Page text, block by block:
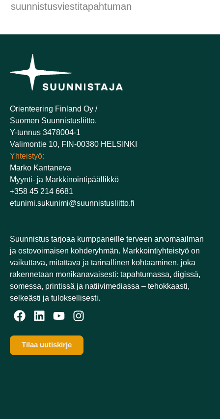
suunnistusviestitapahtuman
Orienteering Finland Oy /
Suomen Suunnistusliitto,
Y-tunnus 3478004-1
Valimontie 10, FIN-00380 HELSINKI
Yhteistyö:
Marko Kantaneva
Myynti- ja Markkinointipäällikkö
+358 45 214 6681
etunimi.sukunimi@suunnistusliitto.fi
Suunnistus tarjoaa kumppaneille terveen arvomaailman
ja ostovoimaisen kohderyhmän. Markkointiyhteistyö on
vaikuttava, mitattava ja tarinallinen kohtaaminen, joka
rakennetaan monikanavaisesti: tapahtumassa, digissä,
somessa, printissä ja natiivimediassa – tehokkaasti,
selkeästi ja tuloksellisesti.​
Tilaa uutiskirje